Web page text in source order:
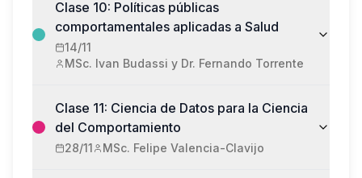
Clase 10: Políticas públicas
comportamentales aplicadas a Salud
14/11
MSc. Ivan Budassi y Dr. Fernando Torrente
Clase 11: Ciencia de Datos para la Ciencia
del Comportamiento
28/11 MSc. Felipe Valencia-Clavijo